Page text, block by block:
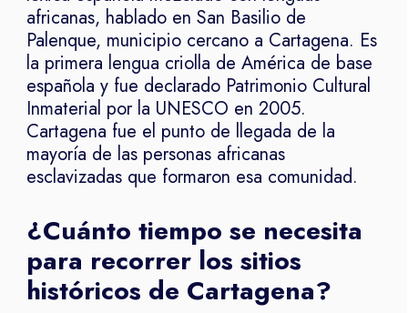
africanas, hablado en San Basilio de
Palenque, municipio cercano a Cartagena. Es
la primera lengua criolla de América de base
española y fue declarado Patrimonio Cultural
Inmaterial por la UNESCO en 2005.
Cartagena fue el punto de llegada de la
mayoría de las personas africanas
esclavizadas que formaron esa comunidad.
¿Cuánto tiempo se necesita
para recorrer los sitios
históricos de Cartagena?